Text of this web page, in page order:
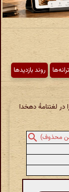
ترانه‌ها
روند بازدیدها
لغتنامهٔ دهخدا
محذوف)